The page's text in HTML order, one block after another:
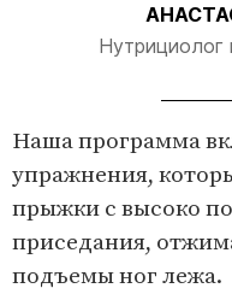
Нутрициолог
Наша программа
упражнения,
прыжки с высоко
приседания,
подъемы ног лежа.